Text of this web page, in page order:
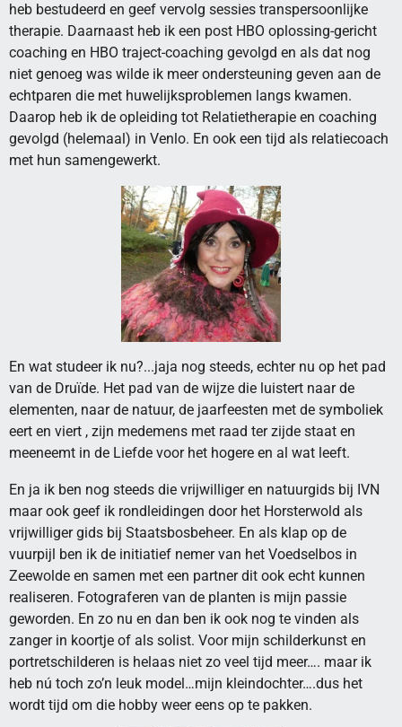
heb bestudeerd en geef vervolg sessies transpersoonlijke
therapie. Daarnaast heb ik een post HBO oplossing-gericht
coaching en HBO traject-coaching gevolgd en als dat nog
niet genoeg was wilde ik meer ondersteuning geven aan de
echtparen die met huwelijksproblemen langs kwamen.
Daarop heb ik de opleiding tot Relatietherapie en coaching
gevolgd (helemaal) in Venlo. En ook een tijd als relatiecoach
met hun samengewerkt.
En wat studeer ik nu?...jaja nog steeds, echter nu op het pad
van de Druïde. Het pad van de wijze die luistert naar de
elementen, naar de natuur, de jaarfeesten met de symboliek
eert en viert , zijn medemens met raad ter zijde staat en
meeneemt in de Liefde voor het hogere en al wat leeft.
En ja ik ben nog steeds die vrijwilliger en natuurgids bij IVN
maar ook geef ik rondleidingen door het Horsterwold als
vrijwilliger gids bij Staatsbosbeheer. En als klap op de
vuurpijl ben ik de initiatief nemer van het Voedselbos in
Zeewolde en samen met een partner dit ook echt kunnen
realiseren. Fotograferen van de planten is mijn passie
geworden. En zo nu en dan ben ik ook nog te vinden als
zanger in koortje of als solist. Voor mijn schilderkunst en
portretschilderen is helaas niet zo veel tijd meer…. maar ik
heb nú toch zo’n leuk model…mijn kleindochter….dus het
wordt tijd om die hobby weer eens op te pakken.